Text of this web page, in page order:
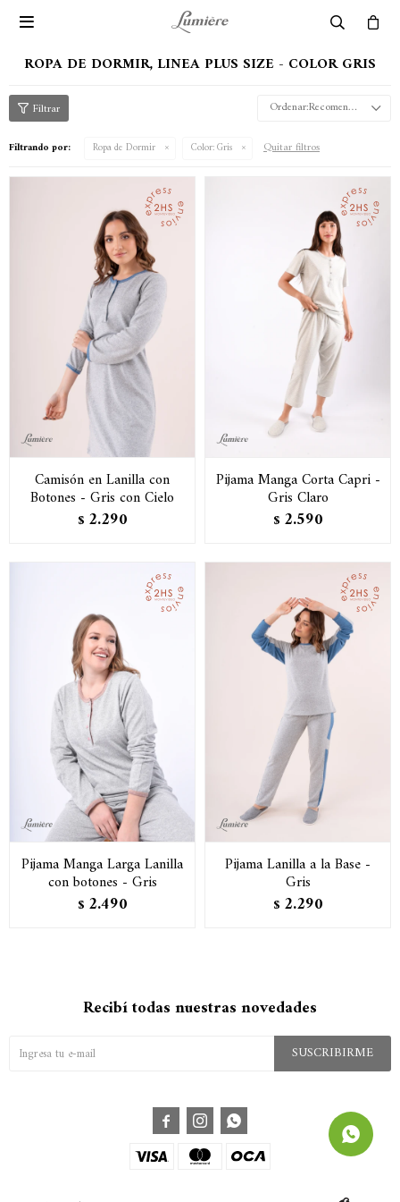

ROPA DE DORMIR, LINEA PLUS SIZE - COLOR GRIS
Recomendados
Filtrando por: Ropa de Dormir Color:Gris Quitar filtros
Camisón en Lanilla con
Botones - Gris con Cielo
$ 2.290
Pijama Manga Corta Capri -
Gris Claro
$ 2.590
Pijama Manga Larga Lanilla
con botones - Gris
$ 2.490
Pijama Lanilla a la Base -
Gris
$ 2.290
Recibí todas nuestras novedades
SUSCRIBIRME
  